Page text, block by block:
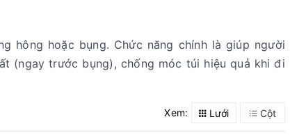
hông hoặc bụng. Chức năng chính là giúp người
(ngay trước bụng), chống móc túi hiệu quả khi đi
Xem: Lưới Cột